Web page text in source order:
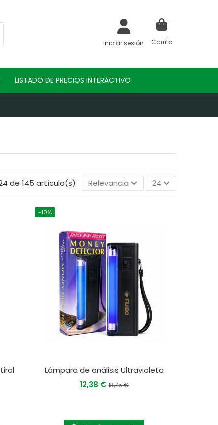
Iniciar sesión Carrito
LISTADO DE PRECIOS INTERACTIVO
de 145 artículo(s) Relevancia 24
-10%
Lámpara de análisis Ultravioleta
12,38 €13,75 €